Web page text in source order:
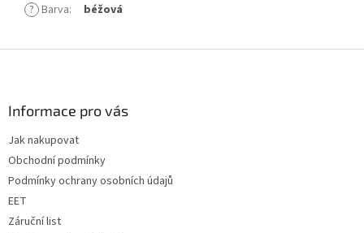
? Barva: béžová
Informace pro vás
Jak nakupovat
Obchodní podmínky
Podmínky ochrany osobních údajů
EET
Záruční list